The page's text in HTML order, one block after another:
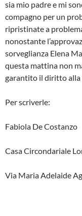
sia mio padre e mi
compagno per un
ripristinate a
nonostante
sorveglianza Elena
questa mattina non
garantito il diritto alla
Per scriverle:
Fabiola De Costanzo
Casa Circondariale
Via Maria Adelaide